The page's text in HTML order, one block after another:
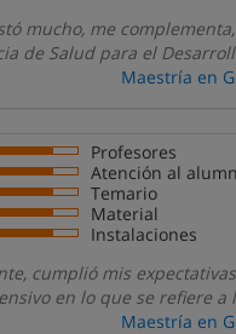
mucho, me
de Salud para el
Maestría en
Profesores
Atención al
Temario
Material
Instalaciones
cumplió mis
en lo que se refiere a
Maestría en